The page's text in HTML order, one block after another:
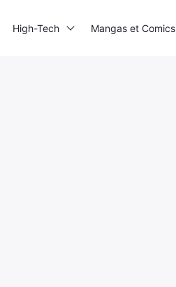
High-Tech Mangas et Comics